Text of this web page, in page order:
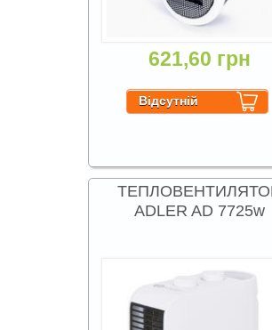
621,60 грн
ADLER AD 7725w